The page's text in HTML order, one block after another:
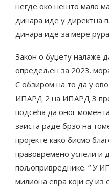
негде око нешто мало
динара иде у директна
динара иде за мере
Закон о буџету налаже
опредељен за 2023.
С обзиром на то да у
ИПАРД 2 на ИПАРД 3
подсећа да оног
заиста раде брзо на
пројекте како бисмо
правовремено успели и
пољопривреднике. “ У
милиона евра који су из